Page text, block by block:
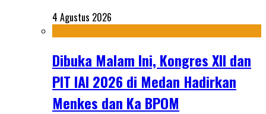
4 Agustus 2026
Dibuka Malam Ini, Kongres XII dan
PIT IAI 2026 di Medan Hadirkan
Menkes dan Ka BPOM